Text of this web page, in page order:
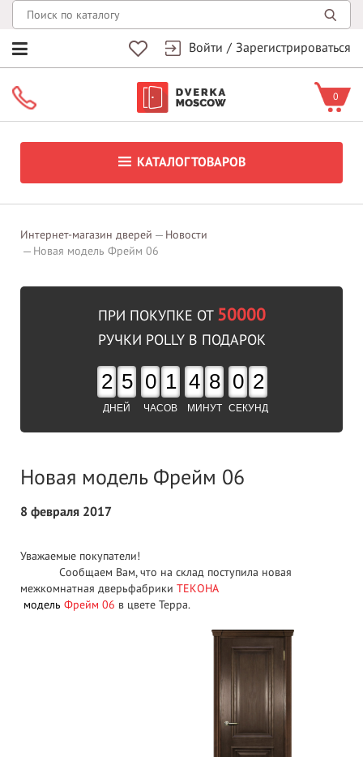
Войти / Зарегистрироваться
0
КАТАЛОГ ТОВАРОВ
Интернет-магазин дверей
Новости
Новая модель Фрейм 06
ПРИ ПОКУПКЕ ОТ 50000
РУЧКИ POLLY В ПОДАРОК
2 5
ДНЕЙ
0 1
ЧАСОВ
4 8
МИНУТ
0 1
СЕКУНД
Новая модель Фрейм 06
8 февраля 2017
Уважаемые покупатели!
Сообщаем Вам, что на склад поступила новая
межкомнатная дверьфабрики ТЕКОНА
модель Фрейм 06 в цвете Терра.